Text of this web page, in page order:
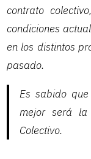
contrato
condiciones
en los distintos
pasado.
Es sabido
mejor será la
Colectivo.